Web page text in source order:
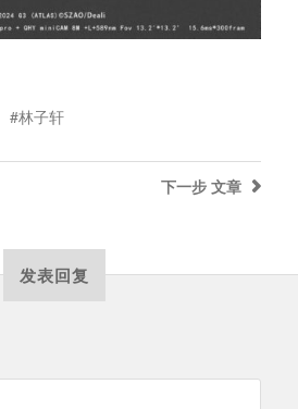
林子轩
下一步 文章
发表回复